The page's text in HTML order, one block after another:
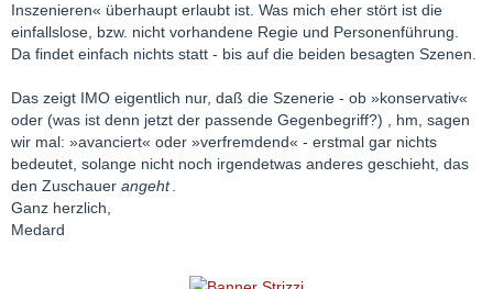
Inszenieren« überhaupt erlaubt ist. Was mich eher stört ist die
einfallslose, bzw. nicht vorhandene Regie und Personenführung.
Da findet einfach nichts statt - bis auf die beiden besagten Szenen.
Das zeigt IMO eigentlich nur, daß die Szenerie - ob »konservativ«
oder (was ist denn jetzt der passende Gegenbegriff?) , hm, sagen
wir mal: »avanciert« oder »verfremdend« - erstmal gar nichts
bedeutet, solange nicht noch irgendetwas anderes geschieht, das
den Zuschauer angeht.
Ganz herzlich,
Medard